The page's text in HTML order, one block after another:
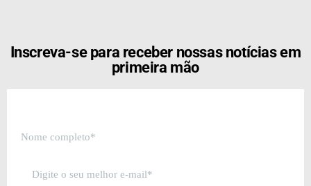
Inscreva-se para receber nossas notícias em
primeira mão